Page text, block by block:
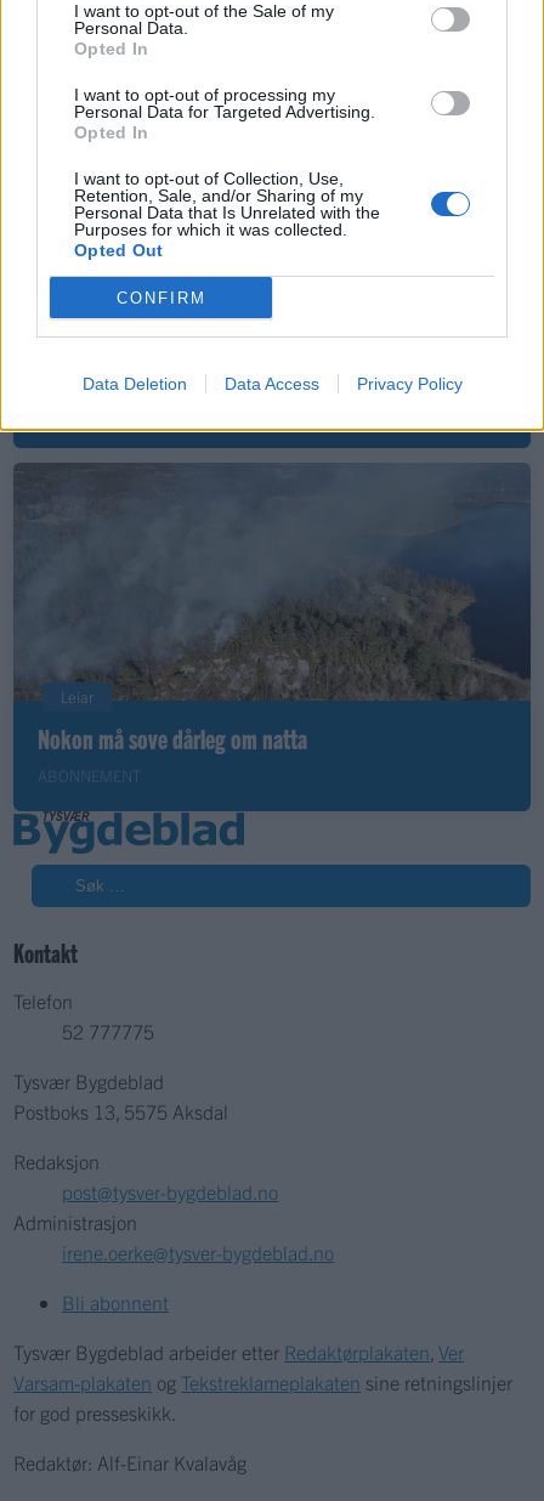
I want to opt-out of the Sale of my
Personal Data.
Opted In
I want to opt-out of processing my
Personal Data for Targeted Advertising.
Opted In
I want to opt-out of Collection, Use,
Retention, Sale, and/or Sharing of my
Personal Data that Is Unrelated with the
Purposes for which it was collected.
Opted Out
CONFIRM
Data Deletion Data Access Privacy Policy
ABONNEMENT
Sommerpraten
– Jeg liker folk som har det kjekt og skryter og er
fornøyd
Leiar
Nokon må sove dårleg om natta
ABONNEMENT
Søk
Kontakt
Telefon
52 777775
Tysvær Bygdeblad
Postboks 13, 5575 Aksdal
Redaksjon
post@tysver-bygdeblad.no
Administrasjon
irene.oerke@tysver-bygdeblad.no
Bli abonnent
Tysvær Bygdeblad arbeider etter Redaktørplakaten ,Ver
Varsam-plakaten og Tekstreklameplakaten sine retningslinjer
for god presseskikk.
Redaktør: Alf-Einar Kvalavåg